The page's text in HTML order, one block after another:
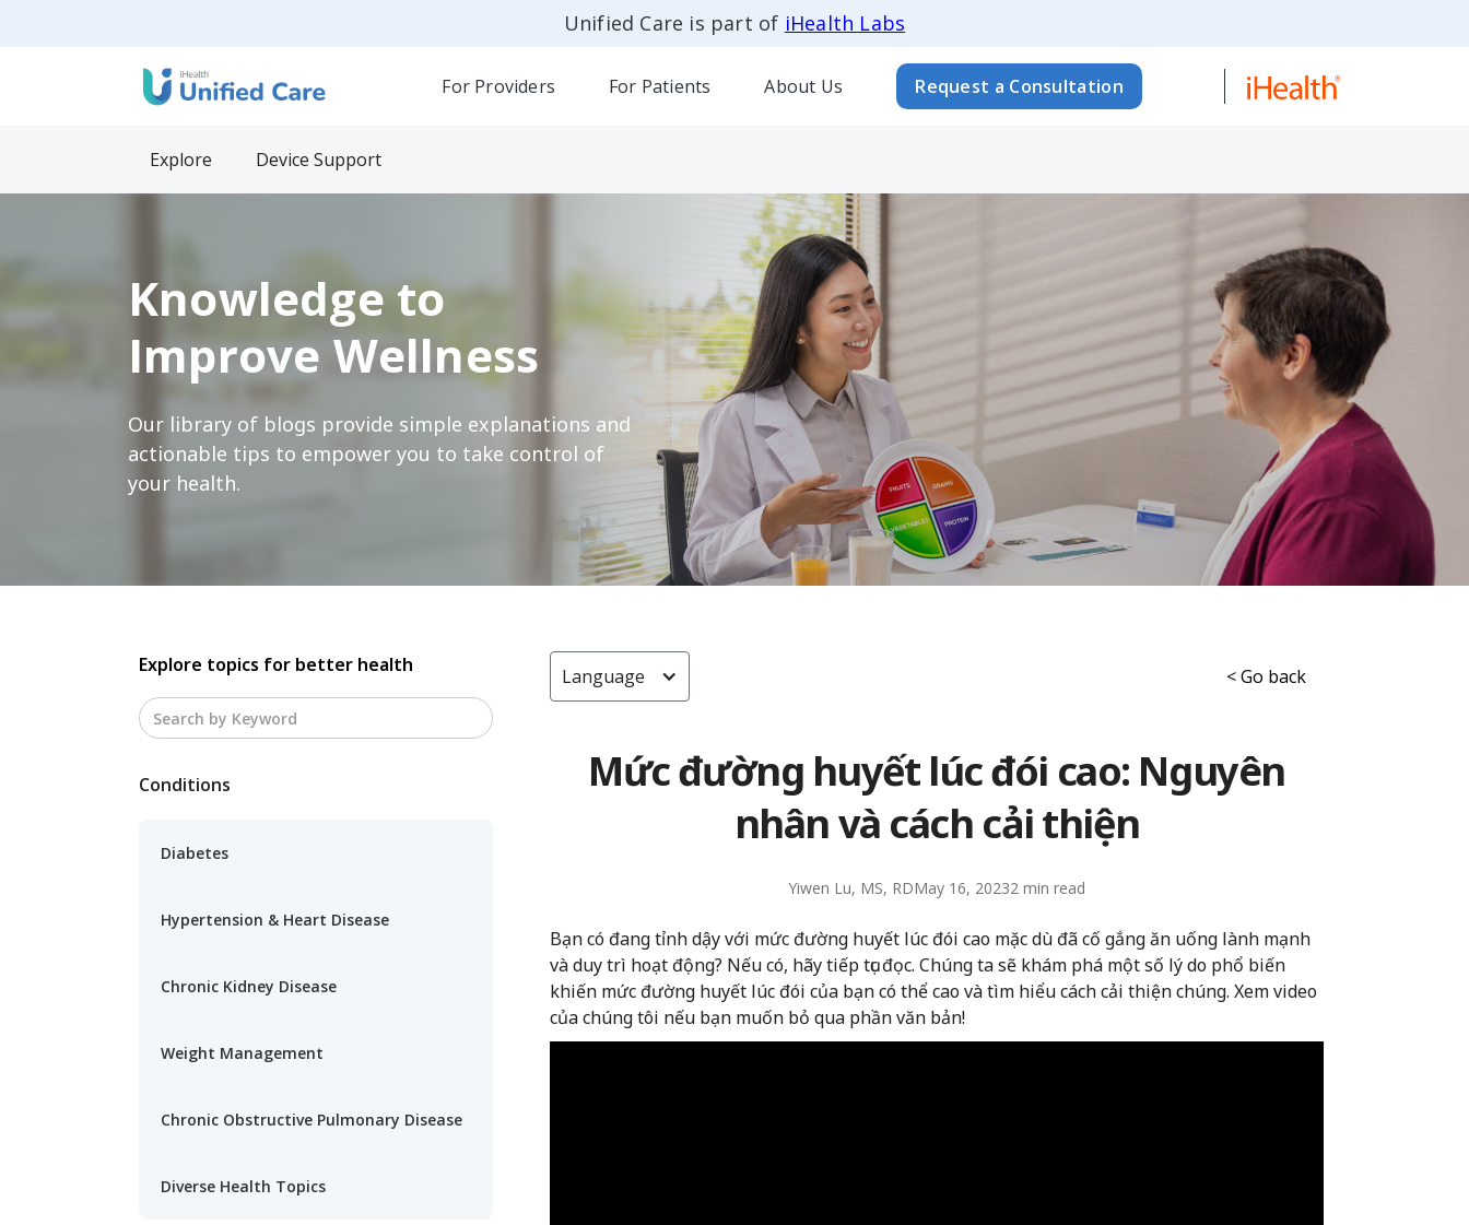
Unified Care is part of iHealth Labs
For Providers For Patients About Us Request a Consultation
Explore Device Support
Knowledge to
Improve Wellness
Our library of blogs provide simple explanations and
actionable tips to empower you to take control of
your health.
Explore topics for better health
Conditions
Diabetes
Hypertension & Heart Disease
Chronic Kidney Disease
Weight Management
Chronic Obstructive Pulmonary Disease
Diverse Health Topics
Language < Go back
Mức đường huyết lúc đói cao: Nguyên
nhân và cách cải thiện
Yiwen Lu, MS, RDMay 16, 20232
Bạn có đang tỉnh dậy với mức đường huyết lúc đói cao mặc dù đã cố gắng ăn uống lành mạnh
và duy trì hoạt động? Nếu có, hãy tiếp tục đọc. Chúng ta sẽ khám phá một số lý do phổ biến
khiến mức đường huyết lúc đói của bạn có thể cao và tìm hiểu cách cải thiện chúng. Xem video
của chúng tôi nếu bạn muốn bỏ qua phần văn bản!